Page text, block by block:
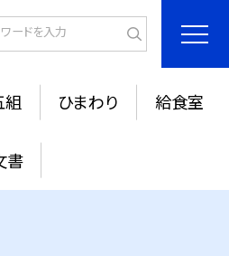
組 ひまわり 給食室
書